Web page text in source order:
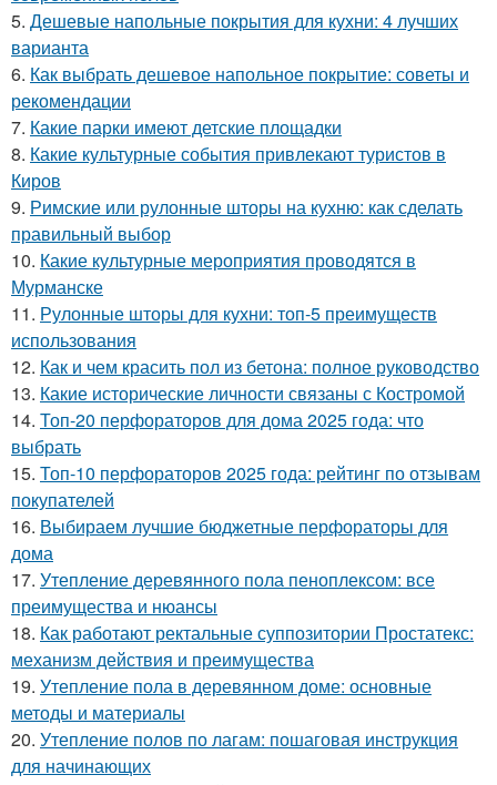
5. Дешевые напольные покрытия для кухни: 4 лучших
варианта
6. Как выбрать дешевое напольное покрытие: советы и
рекомендации
7. Какие парки имеют детские площадки
8. Какие культурные события привлекают туристов в
Киров
9. Римские или рулонные шторы на кухню: как сделать
правильный выбор
10. Какие культурные мероприятия проводятся в
Мурманске
11. Рулонные шторы для кухни: топ-5 преимуществ
использования
12. Как и чем красить пол из бетона: полное руководство
13. Какие исторические личности связаны с Костромой
14. Топ-20 перфораторов для дома 2025 года: что
выбрать
15. Топ-10 перфораторов 2025 года: рейтинг по отзывам
покупателей
16. Выбираем лучшие бюджетные перфораторы для
дома
17. Утепление деревянного пола пеноплексом: все
преимущества и нюансы
18. Как работают ректальные суппозитории Простатекс:
механизм действия и преимущества
19. Утепление пола в деревянном доме: основные
методы и материалы
20. Утепление полов по лагам: пошаговая инструкция
для начинающих